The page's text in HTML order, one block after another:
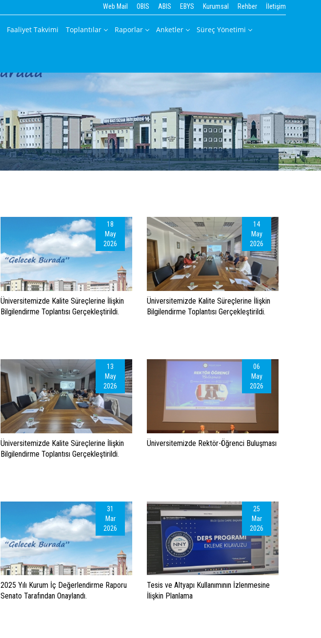
Web Mail OBIS ABIS EBYS Kurumsal Rehber İletişim
Faaliyet Takvimi Toplantılar Raporlar Anketler Süreç Yönetimi
18
May
2026
Üniversitemizde Kalite Süreçlerine İlişkin
Bilgilendirme Toplantısı Gerçekleştirildi.
14
May
2026
Üniversitemizde Kalite Süreçlerine İlişkin
Bilgilendirme Toplantısı Gerçekleştirildi.
13
May
2026
Üniversitemizde Kalite Süreçlerine İlişkin
Bilgilendirme Toplantısı Gerçekleştirildi.
06
May
2026
Üniversitemizde Rektör-Öğrenci Buluşması
31
Mar
2026
2025 Yılı Kurum İç Değerlendirme Raporu
Senato Tarafından Onaylandı.
25
Mar
2026
Tesis ve Altyapı Kullanımının İzlenmesine
İlişkin Planlama